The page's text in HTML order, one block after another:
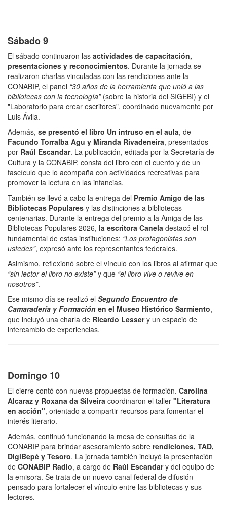
Sábado 9
El sábado continuaron las actividades de capacitación,
presentaciones y reconocimientos. Durante la jornada se
realizaron charlas vinculadas con las rendiciones ante la
CONABIP, el panel “30 años de la herramienta que unió a las
bibliotecas con la tecnología”(sobre la historia del SIGEBI) y el
"Laboratorio para crear escritores", coordinado nuevamente por
Luis Ávila.
Además, se presentó el libro Un intruso en el aula, de
Facundo Torralba Agu y Miranda Rivadeneira, presentados
por Raúl Escandar. La publicación, editada por la Secretaría de
Cultura y la CONABIP, consta del libro con el cuento y de un
fascículo que lo acompaña con actividades recreativas para
promover la lectura en las infancias.
También se llevó a cabo la entrega del Premio Amigo de las
Bibliotecas Populares y las distinciones a bibliotecas
centenarias. Durante la entrega del premio a la Amiga de las
Bibliotecas Populares 2026, la escritora Canela destacó el rol
fundamental de estas instituciones: “Los protagonistas son
ustedes”, expresó ante los representantes federales.
Asimismo, reflexionó sobre el vínculo con los libros al afirmar que
“sin lector el libro no existe”y que “el libro vive o revive en
nosotros”.
Ese mismo día se realizó el Segundo Encuentro de
Camaradería y Formación en el Museo Histórico Sarmiento,
que incluyó una charla de Ricardo Lessery un espacio de
intercambio de experiencias.
Domingo 10
El cierre contó con nuevas propuestas de formación. Carolina
Alcaraz y Roxana da Silveira coordinaron el taller "Literatura
en acción", orientado a compartir recursos para fomentar el
interés literario.
Además, continuó funcionando la mesa de consultas de la
CONABIP para brindar asesoramiento sobre rendiciones, TAD,
DigiBepé y Tesoro. La jornada también incluyó la presentación
de CONABIP Radio, a cargo de Raúl Escandary del equipo de
la emisora. Se trata de un nuevo canal federal de difusión
pensado para fortalecer el vínculo entre las bibliotecas y sus
lectores.